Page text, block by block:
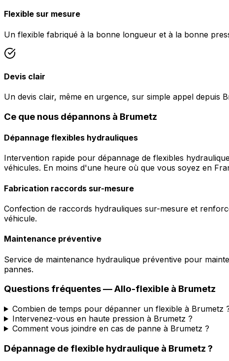
Flexible sur mesure
Un flexible fabriqué à la bonne longueur et à la bonne
Devis clair
Un devis clair, même en urgence, sur simple appel depuis
Ce que nous dépannons à Brumetz
Dépannage flexibles hydrauliques
Intervention rapide pour dépannage de flexibles
véhicules. En moins d'une heure où que vous soyez en
Fabrication raccords sur-mesure
Confection de raccords hydrauliques sur-mesure et
véhicule.
Maintenance préventive
Service de maintenance hydraulique préventive pour
pannes.
Questions fréquentes —Allo-flexible à Brumetz
Combien de temps pour dépanner un flexible à Brumetz
Intervenez-vous en haute pression à Brumetz ?
Comment vous joindre en cas de panne à Brumetz ?
Dépannage de flexible hydraulique à Brumetz ?